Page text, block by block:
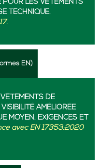
POUR LES VÊTEMENTS
TECHNIQUE.
EN)
DE
AMÉLIORÉE
MOYEN. EXIGENCES ET
avec EN 17353:2020